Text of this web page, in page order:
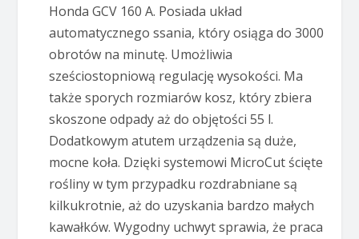
Honda GCV 160 A. Posiada układ
automatycznego ssania, który osiąga do 3000
obrotów na minutę. Umożliwia
sześciostopniową regulację wysokości. Ma
także sporych rozmiarów kosz, który zbiera
skoszone odpady aż do objętości 55 l.
Dodatkowym atutem urządzenia są duże,
mocne koła. Dzięki systemowi MicroCut ścięte
rośliny w tym przypadku rozdrabniane są
kilkukrotnie, aż do uzyskania bardzo małych
kawałków. Wygodny uchwyt sprawia, że praca